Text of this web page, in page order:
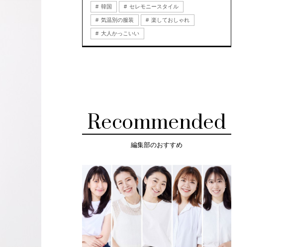
韓国 セレモニースタイル
気温別の服装 楽しておしゃれ
大人かっこいい
Recommended
編集部のおすすめ